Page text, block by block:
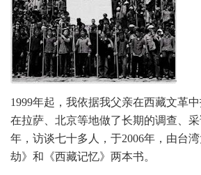
1999年起，我依据我父亲在西藏文革
在拉萨、北京等地做了长期的调查、
年，访谈七十多人，于2006年，由台
劫》和《西藏记忆》两本书。